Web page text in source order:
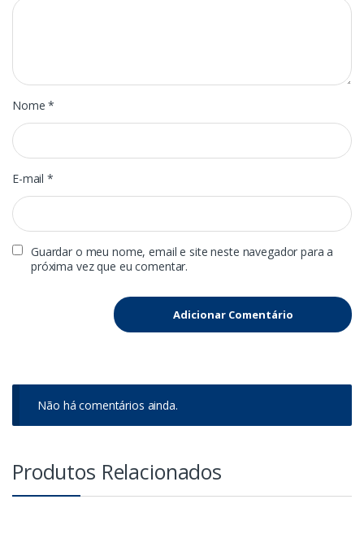
Nome*
E-mail*
Guardar o meu nome, email e site neste navegador para a
próxima vez que eu comentar.
Não há comentários ainda.
Produtos Relacionados